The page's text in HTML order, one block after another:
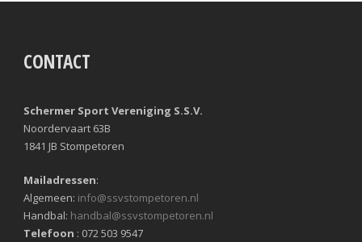
CONTACT
Schermer Sport Vereniging S.S.V.
Noordervaart 63B
1841 JB Stompetoren
Mailadressen:
Algemeen: info@ssvstompetoren.nl
Handbal: handbal@ssvstompetoren.nl
Telefoon : 072 503 9547